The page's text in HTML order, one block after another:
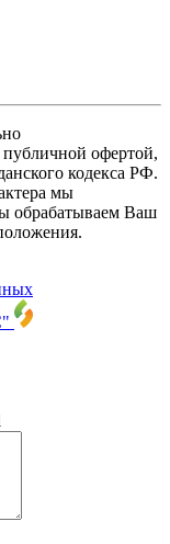
офертой,
кодекса РФ.
мы
обрабатываем Ваш